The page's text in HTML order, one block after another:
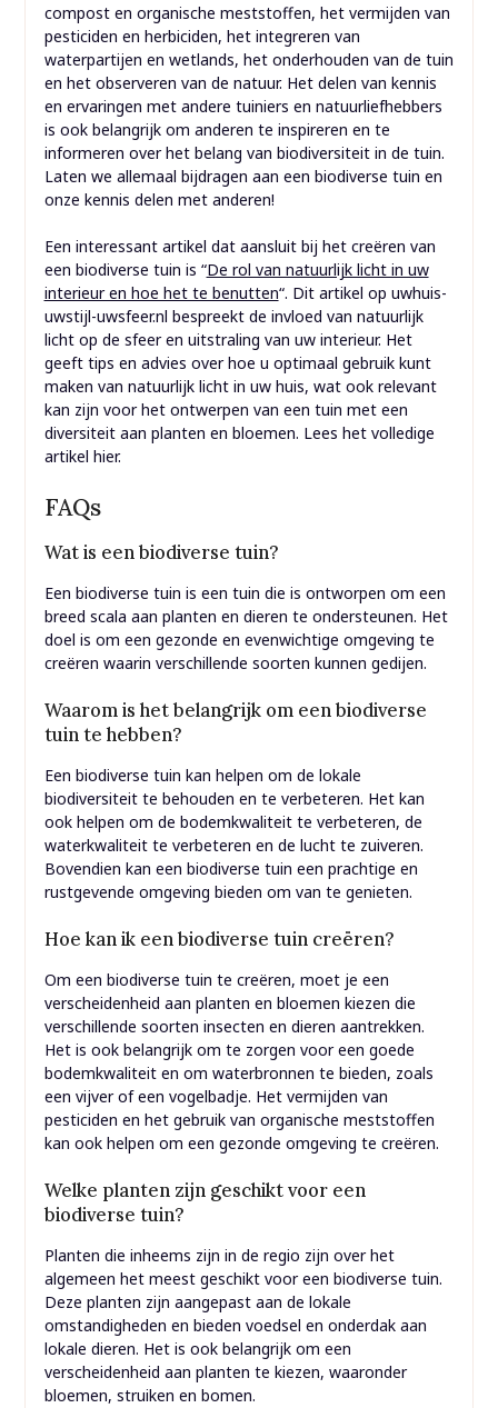
compost en organische meststoffen, het vermijden van
pesticiden en herbiciden, het integreren van
waterpartijen en wetlands, het onderhouden van de tuin
en het observeren van de natuur. Het delen van kennis
en ervaringen met andere tuiniers en natuurliefhebbers
is ook belangrijk om anderen te inspireren en te
informeren over het belang van biodiversiteit in de tuin.
Laten we allemaal bijdragen aan een biodiverse tuin en
onze kennis delen met anderen!
Een interessant artikel dat aansluit bij het creëren van
een biodiverse tuin is “De rol van natuurlijk licht in uw
interieur en hoe het te benutten“. Dit artikel op uwhuis-
uwstijl-uwsfeer.nl bespreekt de invloed van natuurlijk
licht op de sfeer en uitstraling van uw interieur. Het
geeft tips en advies over hoe u optimaal gebruik kunt
maken van natuurlijk licht in uw huis, wat ook relevant
kan zijn voor het ontwerpen van een tuin met een
diversiteit aan planten en bloemen. Lees het volledige
artikel hier.
FAQs
Wat is een biodiverse tuin?
Een biodiverse tuin is een tuin die is ontworpen om een ​​
breed scala aan planten en dieren te ondersteunen. Het
doel is om een ​​gezonde en evenwichtige omgeving te
creëren waarin verschillende soorten kunnen gedijen.
Waarom is het belangrijk om een biodiverse
tuin te hebben?
Een biodiverse tuin kan helpen om de lokale
biodiversiteit te behouden en te verbeteren. Het kan
ook helpen om de bodemkwaliteit te verbeteren, de
waterkwaliteit te verbeteren en de lucht te zuiveren.
Bovendien kan een biodiverse tuin een prachtige en
rustgevende omgeving bieden om van te genieten.
Hoe kan ik een biodiverse tuin creëren?
Om een ​​biodiverse tuin te creëren, moet je een
verscheidenheid aan planten en bloemen kiezen die
verschillende soorten insecten en dieren aantrekken.
Het is ook belangrijk om te zorgen voor een goede
bodemkwaliteit en om waterbronnen te bieden, zoals
een vijver of een vogelbadje. Het vermijden van
pesticiden en het gebruik van organische meststoffen
kan ook helpen om een ​​gezonde omgeving te creëren.
Welke planten zijn geschikt voor een
biodiverse tuin?
Planten die inheems zijn in de regio zijn over het
algemeen het meest geschikt voor een biodiverse tuin.
Deze planten zijn aangepast aan de lokale
omstandigheden en bieden voedsel en onderdak aan
lokale dieren. Het is ook belangrijk om een ​​
verscheidenheid aan planten te kiezen, waaronder
bloemen, struiken en bomen.